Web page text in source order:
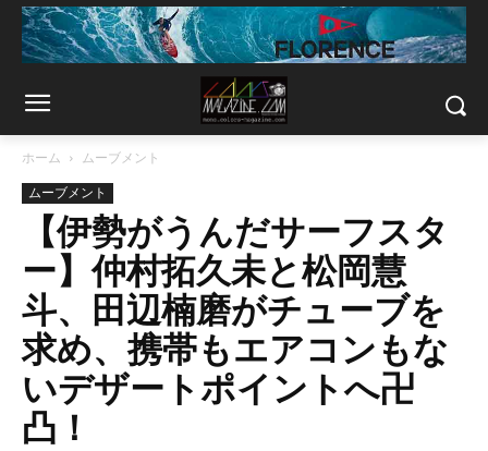
ホーム
ムーブメント
ムーブメント
【伊勢がうんだサーフスタ
ー】仲村拓久未と松岡慧
斗、田辺楠磨がチューブを
求め、携帯もエアコンもな
いデザートポイントへ卍
凸！